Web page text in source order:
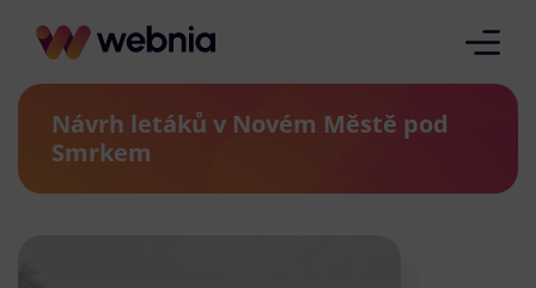
Návrh letáků v Novém Městě pod
Smrkem